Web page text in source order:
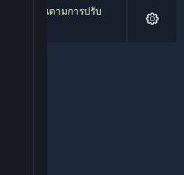
ถูกละเว้นตามการปรับ